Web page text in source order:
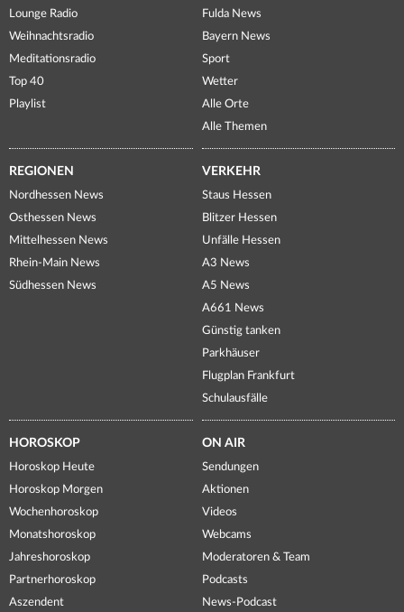
Lounge Radio
Weihnachtsradio
Meditationsradio
Top 40
Playlist
Fulda News
Bayern News
Sport
Wetter
Alle Orte
Alle Themen
REGIONEN
Nordhessen News
Osthessen News
Mittelhessen News
Rhein-Main News
Südhessen News
VERKEHR
Staus Hessen
Blitzer Hessen
Unfälle Hessen
A3 News
A5 News
A661 News
Günstig tanken
Parkhäuser
Flugplan Frankfurt
Schulausfälle
HOROSKOP
Horoskop Heute
Horoskop Morgen
Wochenhoroskop
Monatshoroskop
Jahreshoroskop
Partnerhoroskop
Aszendent
ON AIR
Sendungen
Aktionen
Videos
Webcams
Moderatoren & Team
Podcasts
News-Podcast